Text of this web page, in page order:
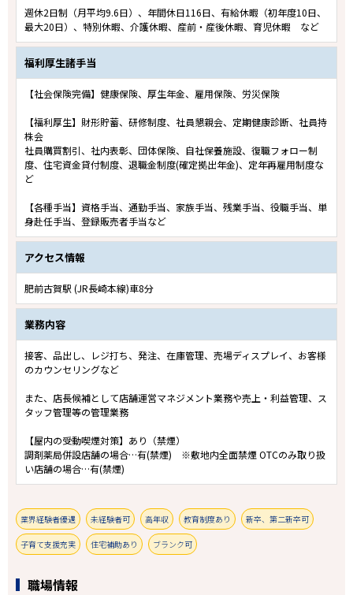
週休2日制（月平均9.6日）、年間休日116日、有給休暇（初年度10日、
最大20日）、特別休暇、介護休暇、産前・産後休暇、育児休暇 など
福利厚生諸手当
【社会保険完備】健康保険、厚生年金、雇用保険、労災保険
【福利厚生】財形貯蓄、研修制度、社員懇親会、定期健康診断、社員持
株会
社員購買割引、社内表彰、団体保険、自社保養施設、復職フォロー制
度、住宅資金貸付制度、退職金制度(確定拠出年金)、定年再雇用制度な
ど
【各種手当】資格手当、通勤手当、家族手当、残業手当、役職手当、単
身赴任手当、登録販売者手当など
アクセス情報
肥前古賀駅 (JR長崎本線)車8分
業務内容
接客、品出し、レジ打ち、発注、在庫管理、売場ディスプレイ、お客様
のカウンセリングなど
また、店長候補として店舗運営マネジメント業務や売上・利益管理、ス
タッフ管理等の管理業務
【屋内の受動喫煙対策】あり（禁煙）
調剤薬局併設店舗の場合…有(禁煙) ※敷地内全面禁煙 OTCのみ取り扱
い店舗の場合…有(禁煙)
業界経験者優遇 未経験者可 高年収 教育制度あり 新卒、第二新卒可
子育て支援充実 住宅補助あり ブランク可
職場情報